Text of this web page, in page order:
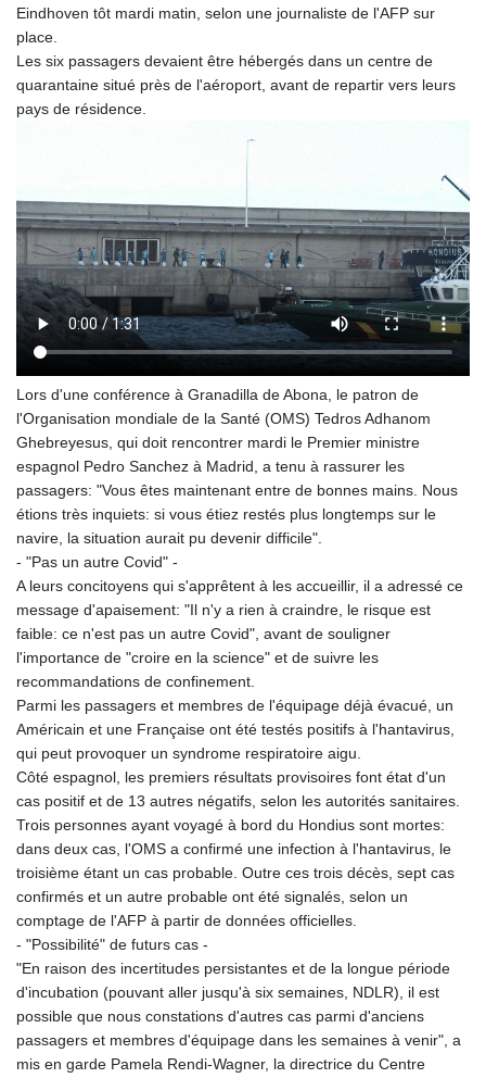
Eindhoven tôt mardi matin, selon une journaliste de l'AFP sur
place.
Les six passagers devaient être hébergés dans un centre de
quarantaine situé près de l'aéroport, avant de repartir vers leurs
pays de résidence.
Lors d'une conférence à Granadilla de Abona, le patron de
l'Organisation mondiale de la Santé (OMS) Tedros Adhanom
Ghebreyesus, qui doit rencontrer mardi le Premier ministre
espagnol Pedro Sanchez à Madrid, a tenu à rassurer les
passagers: "Vous êtes maintenant entre de bonnes mains. Nous
étions très inquiets: si vous étiez restés plus longtemps sur le
navire, la situation aurait pu devenir difficile".
- "Pas un autre Covid" -
A leurs concitoyens qui s'apprêtent à les accueillir, il a adressé ce
message d'apaisement: "Il n'y a rien à craindre, le risque est
faible: ce n'est pas un autre Covid", avant de souligner
l'importance de "croire en la science" et de suivre les
recommandations de confinement.
Parmi les passagers et membres de l'équipage déjà évacué, un
Américain et une Française ont été testés positifs à l'hantavirus,
qui peut provoquer un syndrome respiratoire aigu.
Côté espagnol, les premiers résultats provisoires font état d'un
cas positif et de 13 autres négatifs, selon les autorités sanitaires.
Trois personnes ayant voyagé à bord du Hondius sont mortes:
dans deux cas, l'OMS a confirmé une infection à l'hantavirus, le
troisième étant un cas probable. Outre ces trois décès, sept cas
confirmés et un autre probable ont été signalés, selon un
comptage de l'AFP à partir de données officielles.
- "Possibilité" de futurs cas -
"En raison des incertitudes persistantes et de la longue période
d'incubation (pouvant aller jusqu'à six semaines, NDLR), il est
possible que nous constations d'autres cas parmi d'anciens
passagers et membres d'équipage dans les semaines à venir", a
mis en garde Pamela Rendi-Wagner, la directrice du Centre